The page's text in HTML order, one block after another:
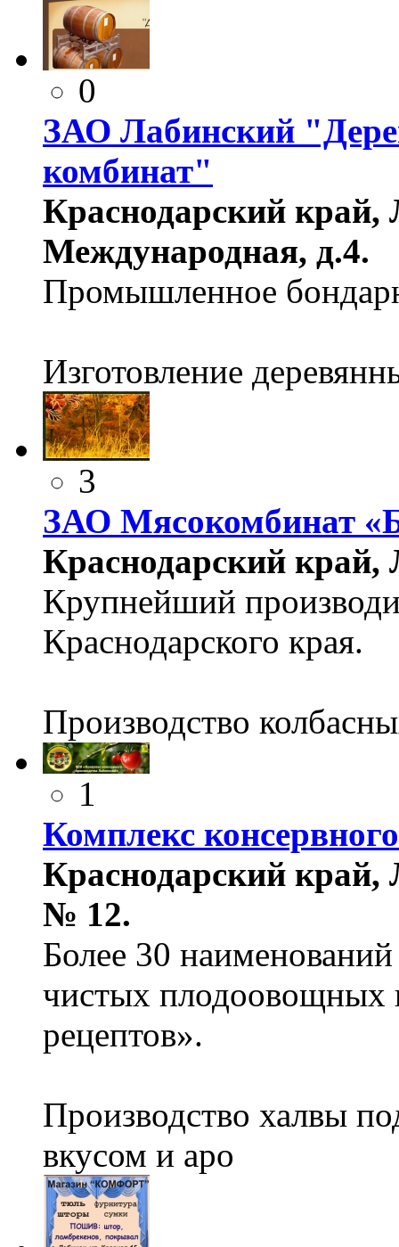
0
ЗАО Лабинский
комбинат"
Краснодарский край,
Международная, д.4.
Промышленное
Изготовление
3
ЗАО Мясокомбинат
Краснодарский край,
Крупнейший
Краснодарского края.
Производство
1
Комплекс
Краснодарский край,
№ 12.
Более 30
чистых плодоовощных
рецептов».
Производство халвы
вкусом и аро